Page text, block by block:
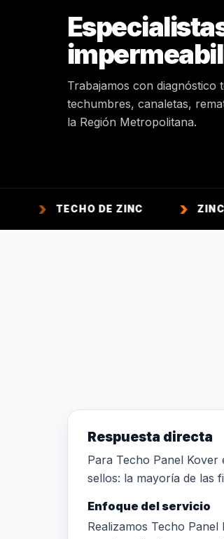
Trabajamos con diagnóstico
techumbres, canaletas,
la Región Metropolitana.
DE ZINC ZINC PV4
Respuesta directa
Para Techo Panel
sellos: la mayoría de las
Enfoque del servicio
Realizamos Techo